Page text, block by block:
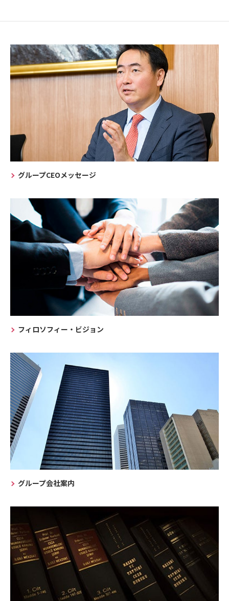
グループCEOメッセージ
フィロソフィー・ビジョン
グループ会社案内